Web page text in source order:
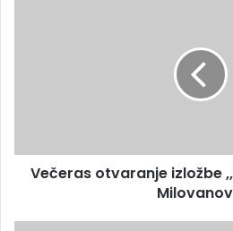
Večeras otvaranje izložbe